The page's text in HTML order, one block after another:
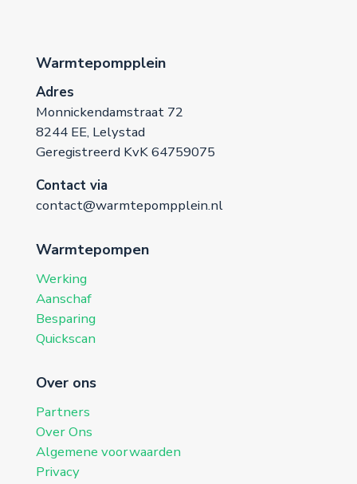
Warmtepompplein
Adres
Monnickendamstraat 72
8244 EE, Lelystad
Geregistreerd KvK 64759075
Contact via
contact@warmtepompplein.nl
Warmtepompen
Werking
Aanschaf
Besparing
Quickscan
Over ons
Partners
Over Ons
Algemene voorwaarden
Privacy